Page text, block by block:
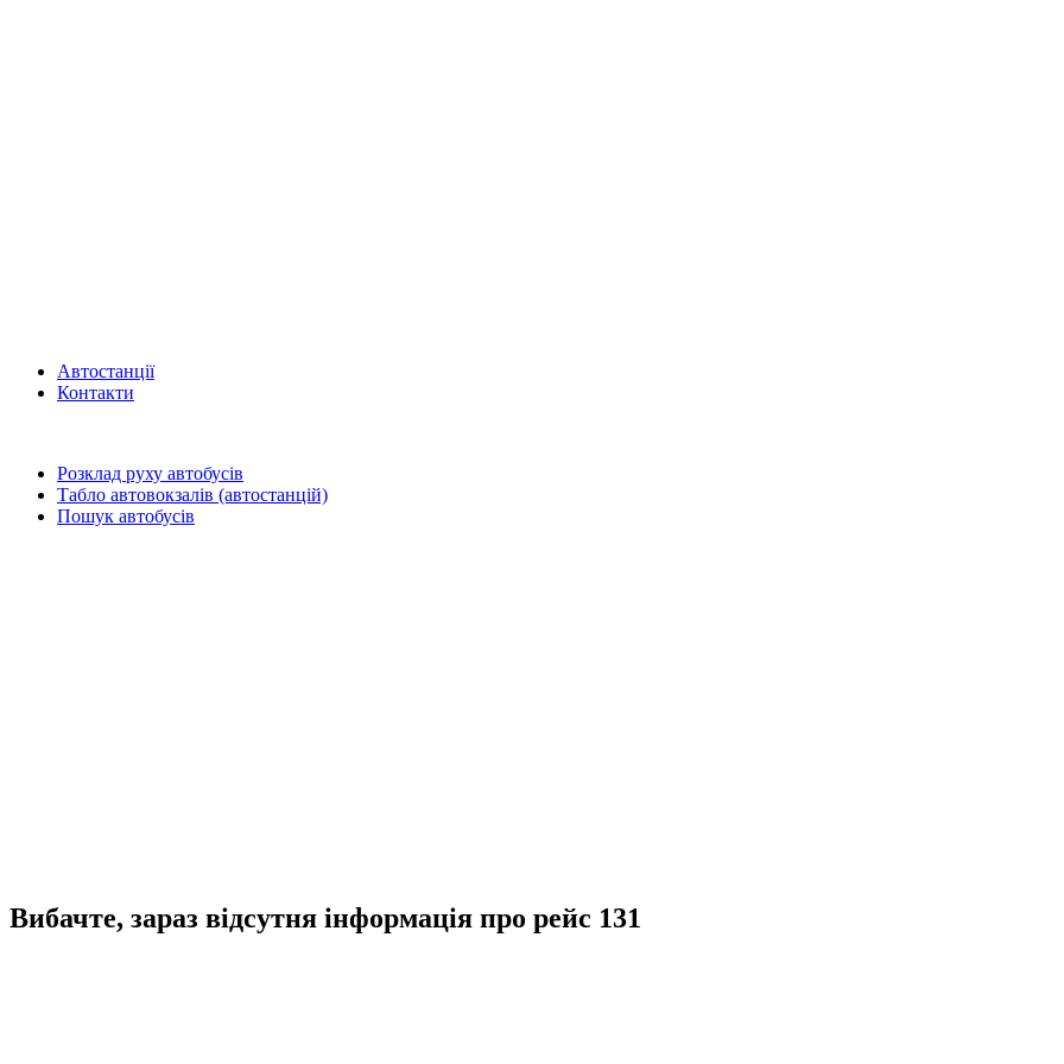
Автостанції
Контакти
Розклад руху автобусів
Табло автовокзалів (автостанцій)
Пошук автобусів
Вибачте, зараз відсутня інформація про рейс 131